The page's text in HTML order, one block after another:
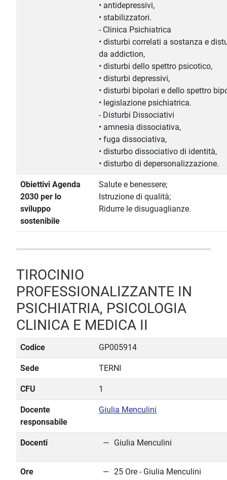
• antidepressivi,
• stabilizzatori.
- Clinica Psichiatrica
• disturbi correlati a sostanza e
da addiction,
• disturbi dello spettro psicotico,
• disturbi depressivi,
• disturbi bipolari e dello spettro
• legislazione psichiatrica.
- Disturbi Dissociativi
• amnesia dissociativa,
• fuga dissociativa,
• disturbo dissociativo di identità,
• disturbo di depersonalizzazione.
Obiettivi Agenda
2030 per lo
sviluppo
sostenibile
Salute e benessere;
Istruzione di qualità;
Ridurre le disuguaglianze.
TIROCINIO
PROFESSIONALIZZANTE IN
PSICHIATRIA, PSICOLOGIA
CLINICA E MEDICA II
Codice GP005914
Sede TERNI
CFU 1
Docente
responsabile
Giulia Menculini
Docenti Giulia Menculini
Ore 25 Ore - Giulia Menculini